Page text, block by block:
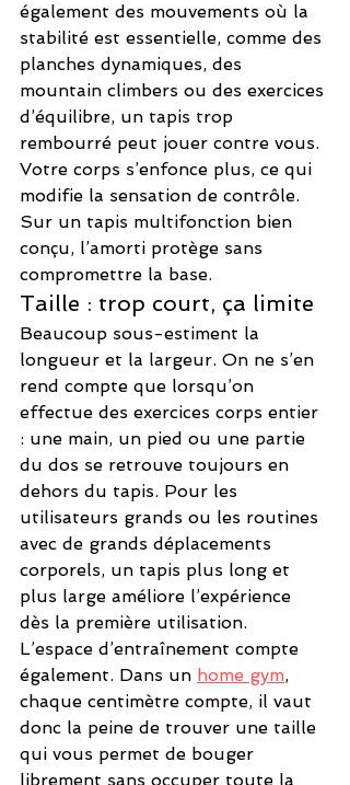
également des mouvements où la
stabilité est essentielle, comme des
planches dynamiques, des
mountain climbers ou des exercices
d’équilibre, un tapis trop
rembourré peut jouer contre vous.
Votre corps s’enfonce plus, ce qui
modifie la sensation de contrôle.
Sur un tapis multifonction bien
conçu, l’amorti protège sans
compromettre la base.
Taille : trop court, ça limite
Beaucoup sous-estiment la
longueur et la largeur. On ne s’en
rend compte que lorsqu’on
effectue des exercices corps entier
: une main, un pied ou une partie
du dos se retrouve toujours en
dehors du tapis. Pour les
utilisateurs grands ou les routines
avec de grands déplacements
corporels, un tapis plus long et
plus large améliore l’expérience
dès la première utilisation.
L’espace d’entraînement compte
également. Dans un home gym,
chaque centimètre compte, il vaut
donc la peine de trouver une taille
qui vous permet de bouger
librement sans occuper toute la